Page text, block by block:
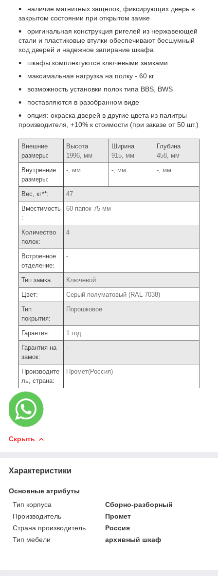
наличие магнитных защелок, фиксирующих дверь в
закрытом состоянии при открытом замке
оригинальная конструкция ригелей из нержавеющей
стали и пластиковые втулки обеспечивают бесшумный
ход дверей и надежное запирание шкафа
шкафы комплектуются ключевыми замками
максимальная нагрузка на полку - 60 кг
возможность установки полок типа BBS, BWS
поставляются в разобранном виде
опция: окраска дверей в другие цвета из палитры
производителя, +10% к стоимости (при заказе от 50 шт.)
Внешние
размеры:
Высота
1996, мм
Ширина
915, мм
Глубина
458, мм
Внутренние
размеры:
-, мм -, мм -, мм
Вес, кг**:
47
Вместимость
:
60 папок 75 мм
Количество
полок:
4
Встроенное
отделение:
-
Тип замка:
Ключевой
Цвет:
Серый полуматовый (RAL 7038)
Тип
покрытия:
Порошковое
Гарантия:
1 год
Гарантия на
замок:
-
Производите
ль, страна:
Промет(Россия)
Скрыть
Характеристики
Основные атрибуты
Тип корпуса
Сборно-разборный
Производитель
Промет
Страна производитель
Россия
Тип мебели
архивный шкаф